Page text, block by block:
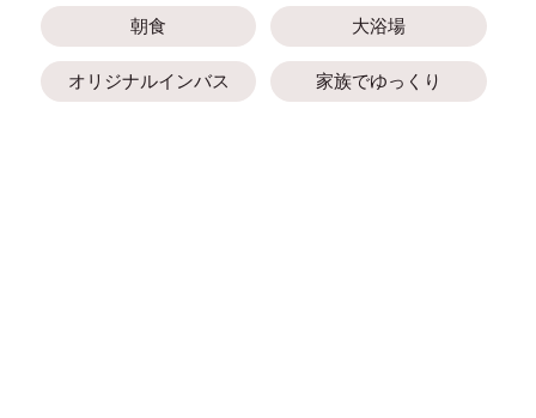
朝食 大浴場
オリジナルインバス 家族でゆっくり